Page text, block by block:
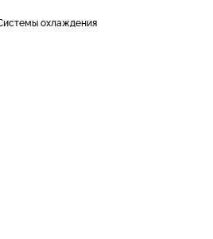
охлаждения